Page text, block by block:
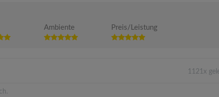
Ambiente Preis/Leistung
1121x